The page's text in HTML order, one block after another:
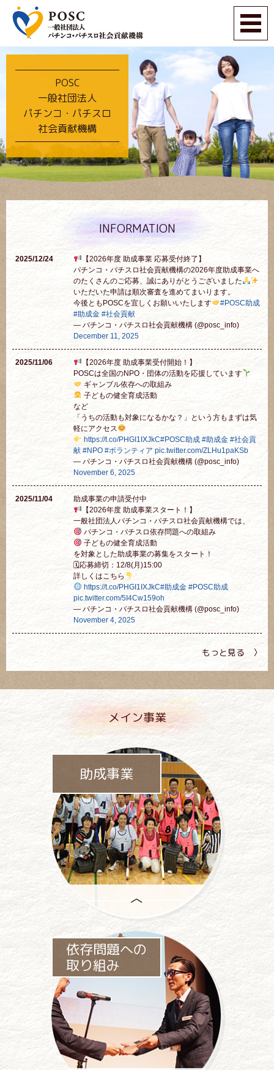
POSC
一般社団法人
パチンコ・パチスロ
社会貢献機構
INFORMATION
2025/12/24
【2026年度 助成事業 応募受付終了】
パチンコ・パチスロ社会貢献機構の2026年度助成事業へ
のたくさんのご応募、誠にありがとうございました
いただいた申請は順次審査を進めてまいります。
今後ともPOSCを宜しくお願いいたします
#POSC助成
#助成金 #社会貢献
— パチンコ・パチスロ社会貢献機構 (@posc_info)
December 11, 2025
2025/11/06
【2026年度 助成事業受付開始！】
POSCは全国のNPO・団体の活動を応援しています
ギャンブル依存への取組み
子どもの健全育成活動
など
「うちの活動も対象になるかな？」という方もまずは気
軽にアクセス
https://t.co/PHGI1IXJkC#POSC助成 #助成金 #社会貢
献 #NPO #ボランティア pic.twitter.com/ZLHu1paKSb
— パチンコ・パチスロ社会貢献機構 (@posc_info)
November 6, 2025
2025/11/04
助成事業の申請受付中
【2026年度 助成事業スタート！】
一般社団法人パチンコ・パチスロ社会貢献機構では、
パチンコ・パチスロ依存問題への取組み
子どもの健全育成活動
を対象とした助成事業の募集をスタート！
🗓応募締切：12/8(月)15:00
詳しくはこちら
https://t.co/PHGI1IXJkC#助成金 #POSC助成
pic.twitter.com/5I4Cw159oh
— パチンコ・パチスロ社会貢献機構 (@posc_info)
November 4, 2025
もっと見る 〉
メイン事業
助成事業
助成事業は、
一般社団法人パチンコパチスロ
社会貢献機構の
中心事業です
依存問題への
取り組み